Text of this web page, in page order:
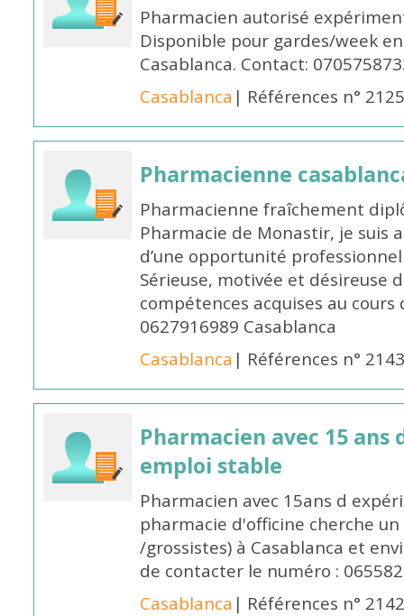
Pharmacien autorisé
Disponible pour gardes/week
Casablanca. Contact:
Casablanca | Références n°
Pharmacienne
Pharmacienne fraîchement
Pharmacie de Monastir, je suis
d’une opportunité
Sérieuse, motivée et désireuse
compétences acquises au
0627916989 Casablanca
Casablanca | Références n°
Pharmacien avec 15
emploi stable
Pharmacien avec 15ans d
pharmacie d'officine cherche
/grossistes) à Casablanca et
de contacter le numéro :
Casablanca | Références n°